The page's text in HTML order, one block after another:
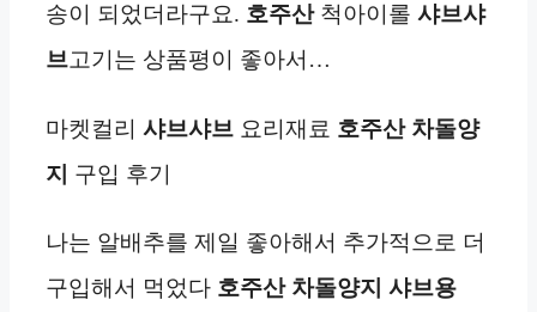
송이 되었더라구요. 호주산척아이롤 샤브샤
브고기는 상품평이 좋아서…
마켓컬리 샤브샤브 요리재료 호주산 차돌양
지 구입 후기
나는 알배추를 제일 좋아해서 추가적으로 더
구입해서 먹었다 호주산 차돌양지 샤브용